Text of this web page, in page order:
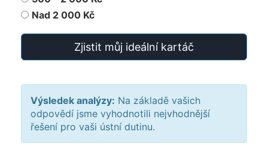
Nad 2 000 Kč
Zjistit můj ideální kartáč
Výsledek analýzy: Na základě vašich
odpovědí jsme vyhodnotili nejvhodnější
řešení pro vaši ústní dutinu.